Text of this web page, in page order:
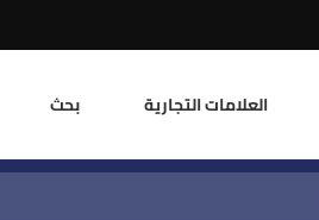
العلامات التجارية بحث